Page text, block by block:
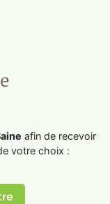
afin de recevoir
votre choix :